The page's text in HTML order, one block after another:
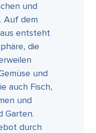
und
Auf dem
entsteht
die
und
auch Fisch,
und
Garten.
durch